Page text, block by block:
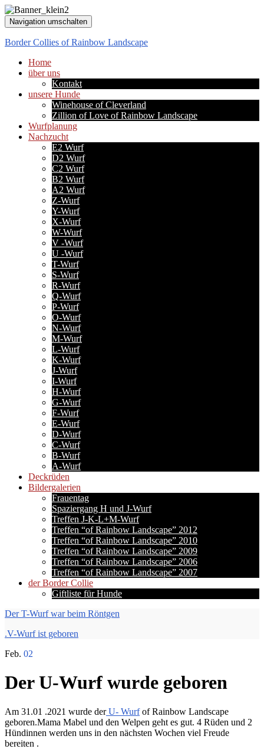
Navigation umschalten
Border Collies of Rainbow Landscape
Home
über uns
Kontakt
unsere Hunde
Winehouse of Cleverland
Zillion of Love of Rainbow Landscape
Wurfplanung
Nachzucht
E2 Wurf
D2 Wurf
C2 Wurf
B2 Wurf
A2 Wurf
Z-Wurf
Y-Wurf
X-Wurf
W-Wurf
V -Wurf
U -Wurf
T-Wurf
S-Wurf
R-Wurf
Q-Wurf
P-Wurf
O-Wurf
N-Wurf
M-Wurf
L-Wurf
K-Wurf
J-Wurf
I-Wurf
H-Wurf
G-Wurf
F-Wurf
E-Wurf
D-Wurf
C-Wurf
B-Wurf
A-Wurf
Deckrüden
Bildergalerien
Frauentag
Spaziergang H und J-Wurf
Treffen J-K-L+M-Wurf
Treffen “of Rainbow Landscape” 2012
Treffen “of Rainbow Landscape” 2010
Treffen “of Rainbow Landscape” 2009
Treffen “of Rainbow Landscape” 2006
Treffen “of Rainbow Landscape” 2007
der Border Collie
Giftliste für Hunde
Der T-Wurf war beim Röntgen
.V-Wurf ist geboren
Feb. 02
Der U-Wurf wurde geboren
Am 31.01 .2021 wurde derU- Wurfof Rainbow Landscape
geboren.Mama Mabel und den Welpen geht es gut. 4 Rüden und 2
Hündinnen werden uns in den nächsten Wochen viel Freude
bereiten .